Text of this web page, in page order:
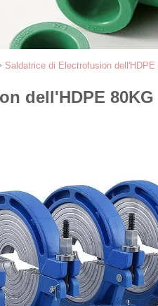
Saldatrice di Electrofusion dell'HDPE
dell'HDPE 80KG